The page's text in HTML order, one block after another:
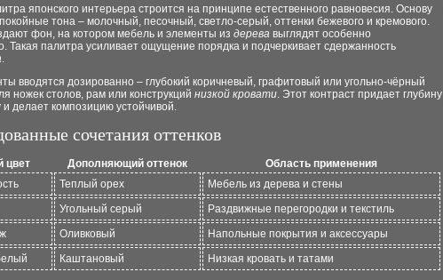
японского интерьера строится на принципе естественного равновесия. Основу
тона – молочный, песочный, светло-серый, оттенки бежевого и кремового.
фон, на котором мебель и элементы из дерева выглядят особенно
Такая палитра усиливает ощущение порядка и подчеркивает сдержанность
.
вводятся дозированно – глубокий коричневый, графитовый или угольно-чёрный
ножек столов, рам или конструкций низкой кровати. Этот контраст придает глубину
и делает композицию устойчивой.
сочетания оттенков
цвет Дополняющий оттенок
Область применения
Теплый орех
Мебель из дерева и стены
Угольный серый
Раздвижные перегородки и текстиль
Оливковый
Напольные покрытия и аксессуары
Каштановый Низкая кровать и татами